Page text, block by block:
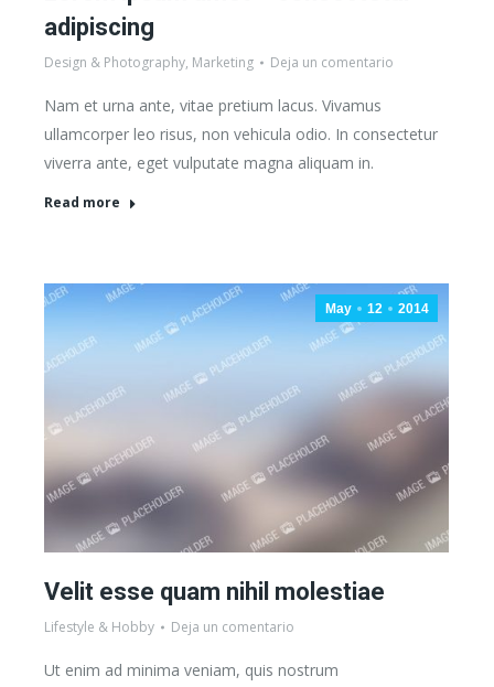
adipiscing
Design & Photography, Marketing Deja un comentario
Nam et urna ante, vitae pretium lacus. Vivamus
ullamcorper leo risus, non vehicula odio. In consectetur
viverra ante, eget vulputate magna aliquam in.
Read more
May 12 2014
Velit esse quam nihil molestiae
Lifestyle & Hobby Deja un comentario
Ut enim ad minima veniam, quis nostrum